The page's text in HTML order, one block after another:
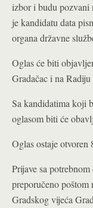
izbor i budu
je kandidatu data
organa državne
Oglas će biti
Gradačac i na Radiju
Sa kandidatima koji
oglasom biti će
Oglas ostaje otvoren
Prijave sa
preporučeno poštom
Gradskog vijeća